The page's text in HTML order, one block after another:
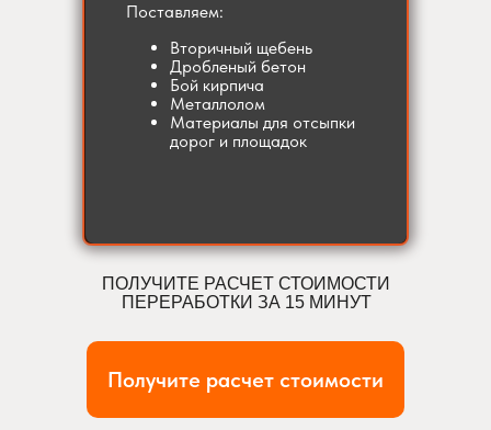
Поставляем:
Вторичный щебень
Дробленый бетон
Бой кирпича
Металлолом
Материалы для отсыпки
дорог и площадок
Получите расчет стоимости
ПОЛУЧИТЕ РАСЧЕТ СТОИМОСТИ
ПЕРЕРАБОТКИ ЗА 15 МИНУТ